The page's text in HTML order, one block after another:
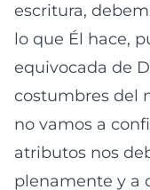
escritura,
lo que Él hace,
equivocada de
costumbres del
no vamos a
atributos nos
plenamente y a